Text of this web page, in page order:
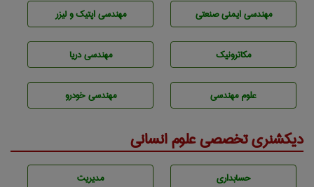
مهندسی ایمنی صنعتی مهندسی اپتیک و لیزر
مکاترونیک مهندسی دریا
علوم مهندسی مهندسی خودرو
دیکشنری تخصصی علوم انسانی
حسابداری مديريت